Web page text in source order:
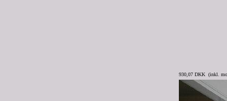
930,07 DKK (inkl.